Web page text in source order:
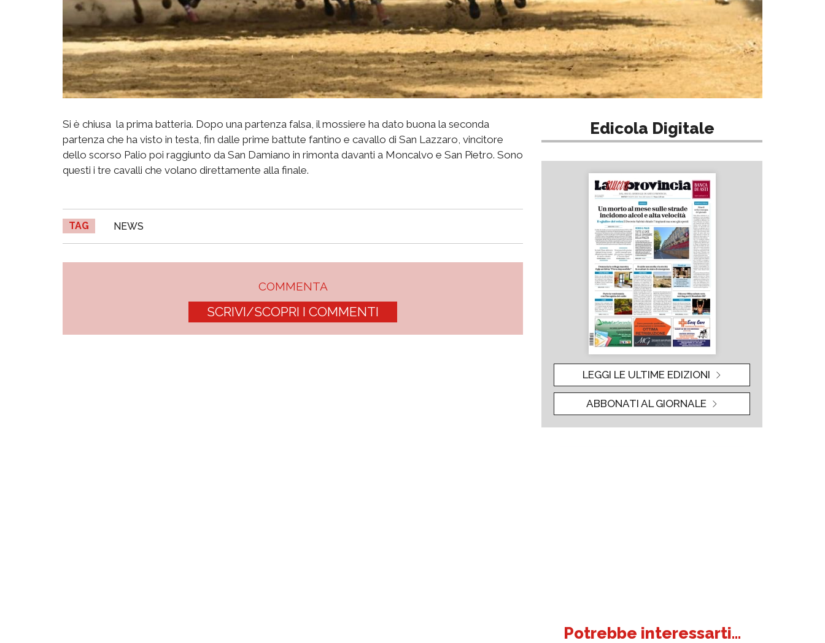
Si è chiusa la prima batteria. Dopo una partenza falsa, il mossiere ha dato buona la seconda
partenza che ha visto in testa, fin dalle prime battute fantino e cavallo di San Lazzaro, vincitore
dello scorso Palio poi raggiunto da San Damiano in rimonta davanti a Moncalvo e San Pietro. Sono
questi i tre cavalli che volano direttamente alla finale.
TAG NEWS
COMMENTA
SCRIVI/SCOPRI I COMMENTI
Edicola Digitale
LEGGI LE ULTIME EDIZIONI
ABBONATI AL GIORNALE
Potrebbe interessarti...